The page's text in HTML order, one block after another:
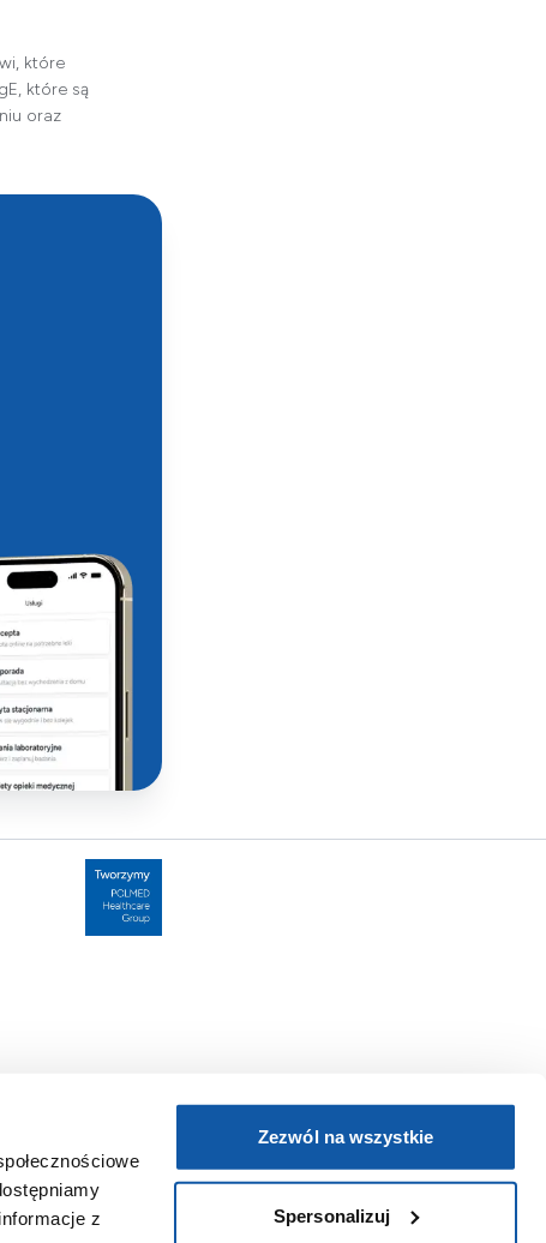
z
Zezwól na wszystkie
Spersonalizuj
które
które są
oraz